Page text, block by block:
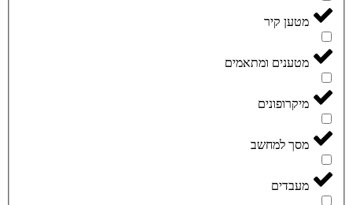
מטען קיר
מטענים ומתאמים
מיקרופונים
מסך למחשב
מעבדים